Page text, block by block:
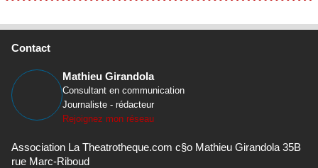
Contact
Mathieu Girandola
Consultant en communication
Journaliste - rédacteur
Rejoignez mon réseau
Association La Theatrotheque.com c§o Mathieu Girandola 35B
rue Marc-Riboud